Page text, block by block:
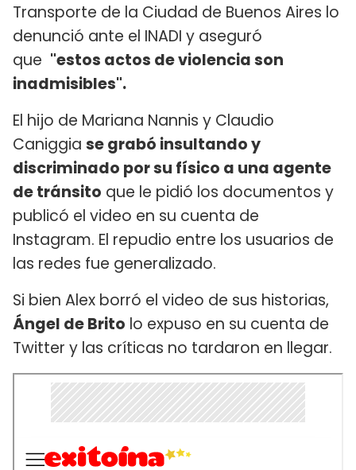
Transporte de la Ciudad de Buenos Aires lo
denunció ante el INADI y aseguró
que "estos actos de violencia son
inadmisibles".
El hijo de Mariana Nannis y Claudio
Caniggia se grabó insultando y
discriminado por su físico a una agente
de tránsito que le pidió los documentos y
publicó el video en su cuenta de
Instagram. El repudio entre los usuarios de
las redes fue generalizado.
Si bien Alex borró el video de sus historias,
Ángel de Brito lo expuso en su cuenta de
Twitter y las críticas no tardaron en llegar.